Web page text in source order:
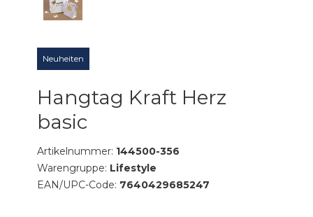
Neuheiten
Hangtag Kraft Herz
basic
Artikelnummer: 144500-356
Warengruppe: Lifestyle
EAN/UPC-Code: 7640429685247